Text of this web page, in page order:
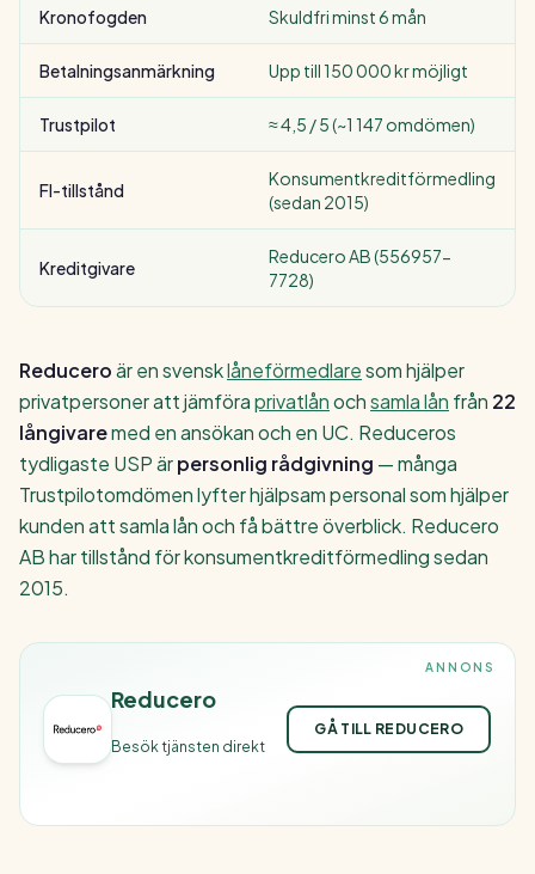
Kronofogden Skuldfri minst 6 mån
Betalningsanmärkning Upp till 150 000 kr möjligt
Trustpilot ≈ 4,5 / 5 (~1 147 omdömen)
FI-tillstånd
Konsumentkreditförmedling
(sedan 2015)
Kreditgivare
Reducero AB (556957-
7728)
Reduceroär en svensklåneförmedlaresom hjälper
privatpersoner att jämföraprivatlånochsamla lån från 22
långivaremed en ansökan och en UC. Reduceros
tydligaste USP ärpersonlig rådgivning — många
Trustpilotomdömen lyfter hjälpsam personal som hjälper
kunden att samla lån och få bättre överblick. Reducero
AB har tillstånd för konsumentkreditförmedling sedan
2015.
ANNONS
Reducero
Besök tjänsten direkt
GÅ TILL REDUCERO